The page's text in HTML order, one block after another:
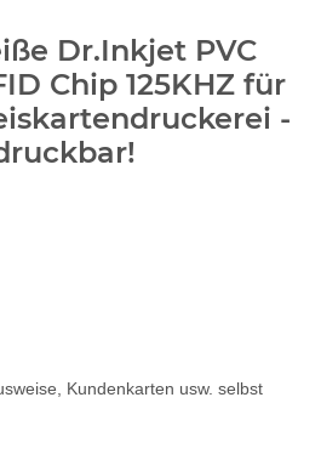
Dr.Inkjet PVC
Chip 125KHZ für
-
Kundenkarten usw. selbst